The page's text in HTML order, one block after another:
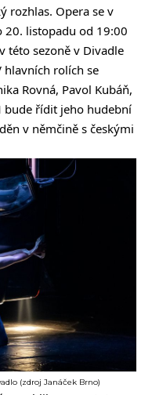
rozhlas. Opera se v
20. listopadu od 19:00
této sezoně v Divadle
hlavních rolích se
Rovná, Pavol Kubáň,
bude řídit jeho hudební
v němčině s českými
(zdroj Janáček Brno)